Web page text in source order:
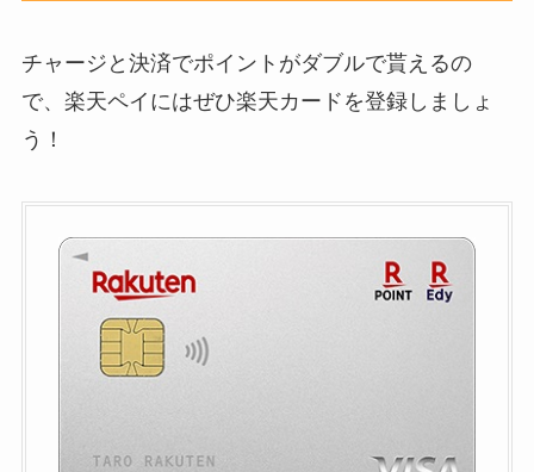
チャージと決済でポイントがダブルで貰えるの
で、楽天ペイにはぜひ楽天カードを登録しましょ
う！